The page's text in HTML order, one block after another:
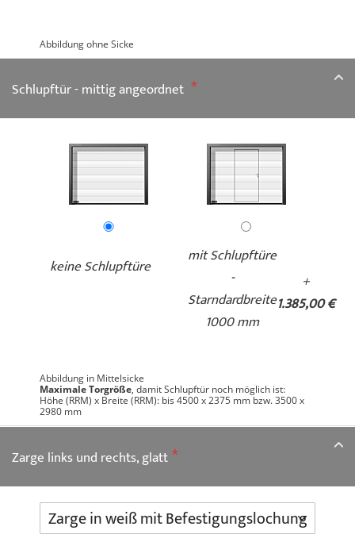
Abbildung ohne Sicke
Schlupftür - mittig angeordnet
keine Schlupftüre
mit Schlupftüre
-
Starndardbreite
1000 mm
+
1.385,00 €
Abbildung in Mittelsicke
Maximale Torgröße, damit Schlupftür noch möglich ist:
Höhe (RRM) x Breite (RRM): bis 4500 x 2375 mm bzw. 3500 x
2980 mm
Zarge links und rechts, glatt